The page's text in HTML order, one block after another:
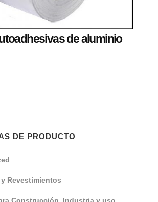
de aluminio
DE PRODUCTO
Revestimientos